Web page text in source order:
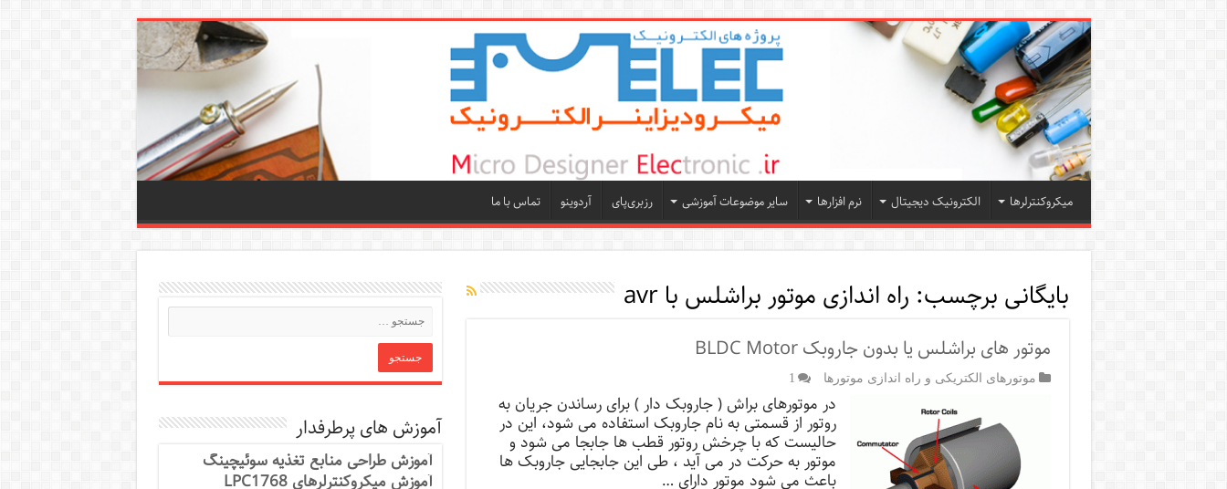
میکروکنترلرها الکترونیک دیجیتال نرم افزارها سایر موضوعات آموزشی رزبری‌پای آردوینو تماس با ما
بایگانی برچسب: راه اندازی موتور براشلس با avr
موتور های براشلس یا بدون جاروبک BLDC Motor
موتورهای الکتریکی و راه اندازی موتورها 1
در موتورهای براش ( جاروبک دار ) برای رساندن جریان به
روتور از قسمتی به نام جاروبک استفاده می شود، این در
حالیست که با چرخش روتور قطب ها جابجا می شود و
موتور به حرکت در می آید ، طی این جابجایی جاروبک ها
باعث می شود موتور دارای …
آموزش های پرطرفدار
آموزش طراحی منابع تغذیه سوئیچینگ
آموزش میکروکنترلرهای LPC1768